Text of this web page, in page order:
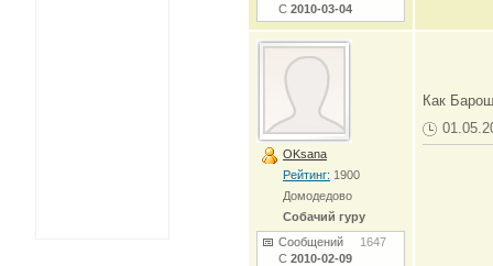
С 2010-03-04
OKsana
Рейтинг: 1900
Домодедово
Собачий гуру
Сообщений 1647
С 2010-02-09
Как